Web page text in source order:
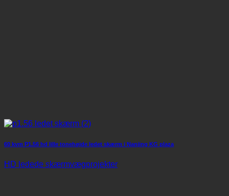
60 kvm P1.56 hd lille tonehøjde ledet skærm i Nanjing KG plaza
HD ledede skærmvægprojekter